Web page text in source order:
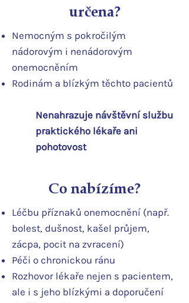
určena?
Nemocným s pokročilým
nádorovým i nenádorovým
onemocněním
Rodinám a blízkým těchto pacientů
Nenahrazuje návštěvní službu
praktického lékaře ani
pohotovost
Co nabízíme?
Léčbu příznaků onemocnění (např.
bolest, dušnost, kašel průjem,
zácpa, pocit na zvracení)
Péči o chronickou ránu
Rozhovor lékaře nejen s pacientem,
ale i s jeho blízkými a doporučení